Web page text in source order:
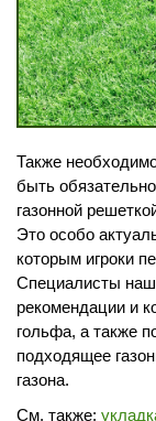
Также
быть
газонной
Это особо
которым игроки
Специалисты
рекомендации и
гольфа, а также
подходящее
газона.
См. также: